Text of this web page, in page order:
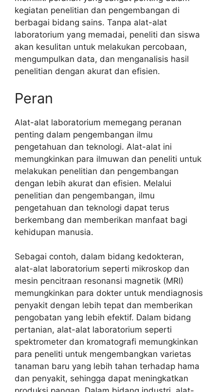
kegiatan penelitian dan pengembangan di
berbagai bidang sains. Tanpa alat-alat
laboratorium yang memadai, peneliti dan siswa
akan kesulitan untuk melakukan percobaan,
mengumpulkan data, dan menganalisis hasil
penelitian dengan akurat dan efisien.
Peran
Alat-alat laboratorium memegang peranan
penting dalam pengembangan ilmu
pengetahuan dan teknologi. Alat-alat ini
memungkinkan para ilmuwan dan peneliti untuk
melakukan penelitian dan pengembangan
dengan lebih akurat dan efisien. Melalui
penelitian dan pengembangan, ilmu
pengetahuan dan teknologi dapat terus
berkembang dan memberikan manfaat bagi
kehidupan manusia.
Sebagai contoh, dalam bidang kedokteran,
alat-alat laboratorium seperti mikroskop dan
mesin pencitraan resonansi magnetik (MRI)
memungkinkan para dokter untuk mendiagnosis
penyakit dengan lebih tepat dan memberikan
pengobatan yang lebih efektif. Dalam bidang
pertanian, alat-alat laboratorium seperti
spektrometer dan kromatografi memungkinkan
para peneliti untuk mengembangkan varietas
tanaman baru yang lebih tahan terhadap hama
dan penyakit, sehingga dapat meningkatkan